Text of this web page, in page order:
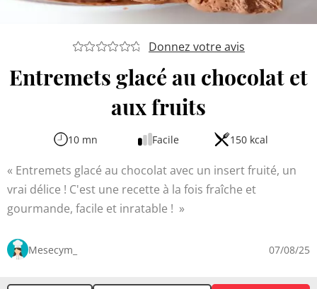
Donnez votre avis
Entremets glacé au chocolat et
aux fruits
10 mn Facile 150 kcal
Entremets glacé au chocolat avec un insert fruité, un
vrai délice ! C'est une recette à la fois fraîche et
gourmande, facile et inratable !
Mesecym_ 07/08/25